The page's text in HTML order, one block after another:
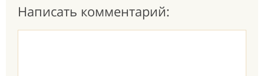
Написать комментарий: